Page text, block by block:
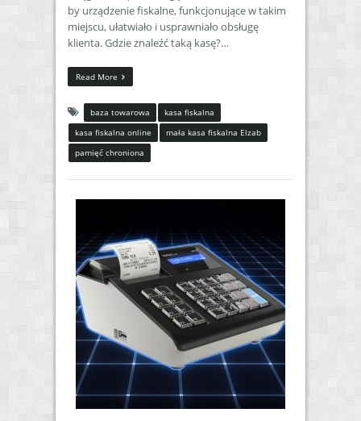
by urządzenie fiskalne, funkcjonujące w takim
miejscu, ułatwiało i usprawniało obsługę
klienta. Gdzie znaleźć taką kasę?…
Read More
baza towarowa
kasa fiskalna
kasa fiskalna online
mała kasa fiskalna Elzab
pamięć chroniona